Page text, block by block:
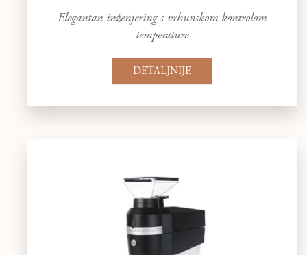
Elegantan inženjering s vrhunskom kontrolom
temperature
DETALJNIJE